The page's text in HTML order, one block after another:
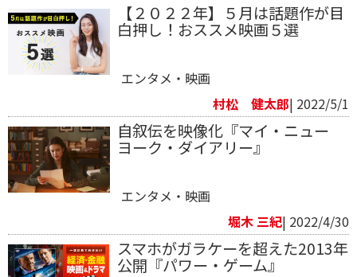
【２０２２年】５月は話題作が目
白押し！おススメ映画５選
エンタメ・映画
村松 健太郎| 2022/5/1
⾃叙伝を映像化『マイ・ニュー
ヨーク・ダイアリー』
エンタメ・映画
堀木 三紀| 2022/4/30
スマホがガラケーを超えた2013年
公開『パワー・ゲーム』